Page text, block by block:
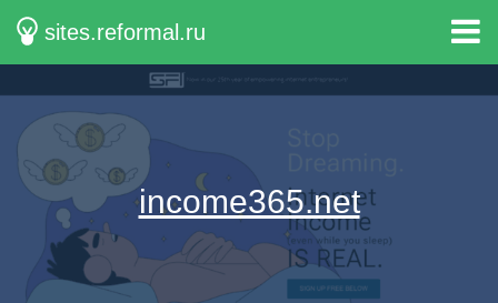
sites.reformal.ru
income365.net